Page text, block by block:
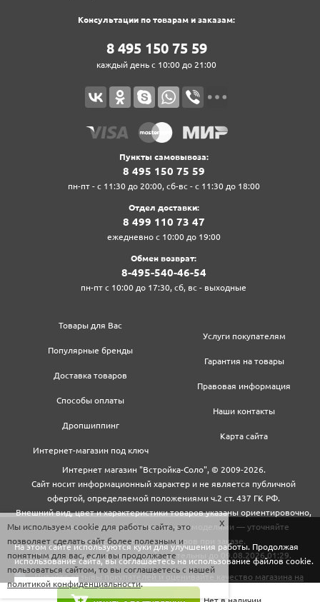
Консультации по товарам и заказам:
8‍ 4‍9‍5‍ 1‍5‍0‍ 7‍5‍ 5‍9‍
каждый день с 10:00 до 21:00
Пункты самовывоза:
8‍ 4‍9‍5‍ 1‍5‍0‍ 7‍5‍ 5‍9‍
пн-пт - с 11:30 до 20:00, сб-вс - с 11:30 до 18:00
Отдел доставки:
8‍ 4‍9‍9‍ 1‍1‍0‍ 7‍3‍ 4‍7‍
ежедневно с 10:00 до 19:00
Обмен возврат:
8‍-4‍9‍5‍-5‍4‍0‍-4‍6‍-5‍4‍
пн-пт с 10:00 до 17:30, сб, вс - выходные
Товары для Вас
Популярные бренды
Доставка товаров
Способы оплаты
Дропшиппинг
Интернет-магазин под ключ
Услуги покупателям
Гарантия на товары
Правовая информация
Наши контакты
Карта сайта
Интернет магазин "Встройка-Соло", © 2009-2026.
Сайт носит информационный характер и не является публичной
офертой, определяемой положениями ч.2 ст. 437 ГК РФ.
Внешний вид, цвет и характеристики товаров указаны ориентировочно,
могут не совпадать с обновленными моделями — уточняйте
информацию у менеджеров при заказе.
Цены и условия доставки действительны до 09.08.2026 01:29.
На этом сайте используются куки для улучшения работы. Продолжая
использование сайта, вы соглашаетесь на использование файлов cookie.
Закрыть
Мы используем cookie для работы сайта, это
позволяет сделать сайт более полезным и
понятным для вас, если вы продолжаете
пользоваться сайтом, то вы соглашаетесь с нашей
политикой конфиденциальности.